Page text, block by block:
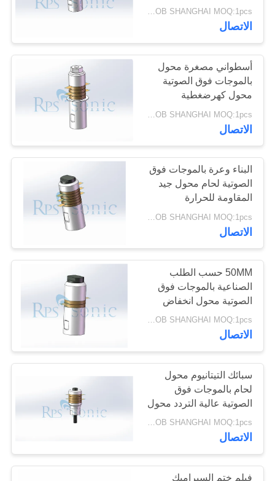
اتصل
أخبار
حالات
خريطة
الموقع
سياسة
الخصوصية
بالموجات فوق
الصوتية
امدادات الطاقة
بالموجات فوق
الصوتية
40
لحام بالموجات فوق
الصوتية القرن
30
جهاز القطع بالموجات
فوق الصوتية
90
USD150/PC FOB SHANGHAI MOQ:1pcs
الاتصال
أسطواني مصغرة محول
بالموجات فوق الصوتية
محول كهرضغطية
بالموجات فوق الصوتية
USD150/PC FOB SHANGHAI MOQ:1pcs
الاتصال
البناء وعرة بالموجات فوق
الصوتية لحام محول جيد
المقاومة للحرارة
USD150/PC FOB SHANGHAI MOQ:1pcs
الاتصال
50MM حسب الطلب
الصناعية بالموجات فوق
الصوتية محول انخفاض
استهلاك الطاقة
USD150/PC FOB SHANGHAI MOQ:1pcs
الاتصال
سبائك التيتانيوم محول
لحام بالموجات فوق
الصوتية عالية التردد محول
بالموجات فوق الصوتية
USD150/PC FOB SHANGHAI MOQ:1pcs
الاتصال
فيلم ختم السيراميك